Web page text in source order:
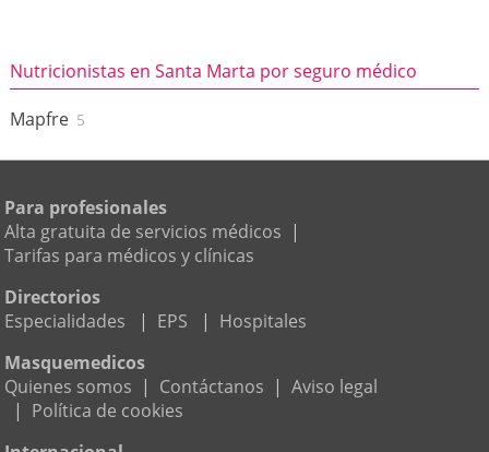
Nutricionistas en Santa Marta por seguro médico
Mapfre 5
Para profesionales
Alta gratuita de servicios médicos |
Tarifas para médicos y clínicas
Directorios
Especialidades
| EPS | Hospitales
Masquemedicos
Quienes somos | Contáctanos | Aviso legal
| Política de cookies